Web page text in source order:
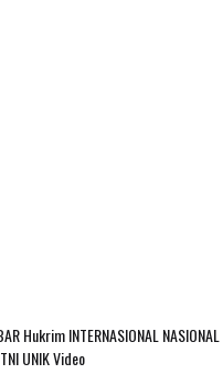
HukrimINTERNASIONAL NASIONAL
TNIUNIKVideo